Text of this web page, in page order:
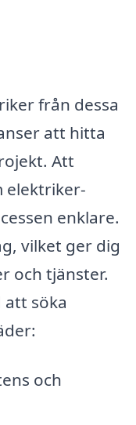
från dessa
att hitta
Att
elektriker-
enklare.
vilket ger dig
och tjänster.
söka
och